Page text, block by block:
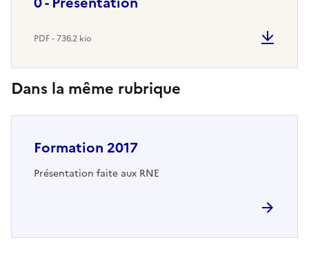
PDF - 736.2 kio
Dans la même rubrique
Formation 2017
Présentation faite aux RNE